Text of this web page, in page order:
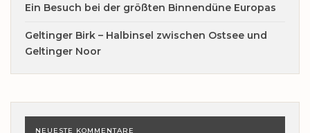
Ein Besuch bei der größten Binnendüne Europas
Geltinger Birk – Halbinsel zwischen Ostsee und
Geltinger Noor
NEUESTE KOMMENTARE